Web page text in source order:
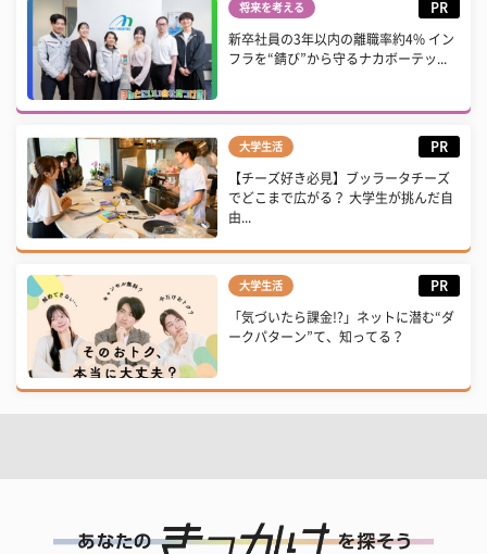
将来を考える PR
新卒社員の3年以内の離職率約4% イン
フラを“錆び”から守るナカボーテッ...
大学生活 PR
【チーズ好き必見】ブッラータチーズ
でどこまで広がる？ 大学生が挑んだ自
由...
大学生活 PR
「気づいたら課金!?」ネットに潜む“ダ
ークパターン”て、知ってる？